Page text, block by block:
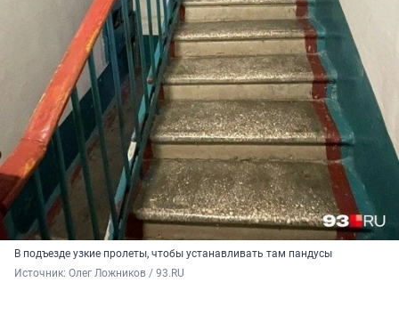
В подъезде узкие пролеты, чтобы устанавливать там пандусы
Источник: Олег Ложников / 93.RU